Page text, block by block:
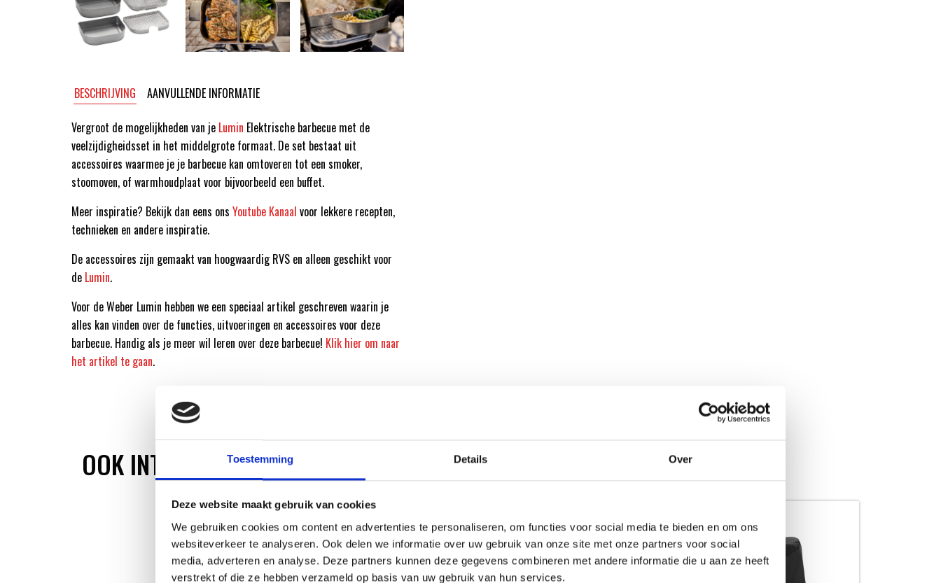
Toestemming Details Over
Deze website maakt gebruik van cookies
We gebruiken cookies om content en advertenties te personaliseren, om functies voor social media te bieden en om ons
websiteverkeer te analyseren. Ook delen we informatie over uw gebruik van onze site met onze partners voor social
media, adverteren en analyse. Deze partners kunnen deze gegevens combineren met andere informatie die u aan ze heeft
verstrekt of die ze hebben verzameld op basis van uw gebruik van hun services.
BESCHRIJVING AANVULLENDE INFORMATIE
Vergroot de mogelijkheden van je Lumin Elektrische barbecue met de
veelzijdigheidsset in het middelgrote formaat. De set bestaat uit
accessoires waarmee je je barbecue kan omtoveren tot een smoker,
stoomoven, of warmhoudplaat voor bijvoorbeeld een buffet.
Meer inspiratie? Bekijk dan eens ons Youtube Kanaal voor lekkere recepten,
technieken en andere inspiratie.
De accessoires zijn gemaakt van hoogwaardig RVS en alleen geschikt voor
de Lumin.
Voor de Weber Lumin hebben we een speciaal artikel geschreven waarin je
alles kan vinden over de functies, uitvoeringen en accessoires voor deze
barbecue. Handig als je meer wil leren over deze barbecue! Klik hier om naar
het artikel te gaan.
OOK INTERESSANT